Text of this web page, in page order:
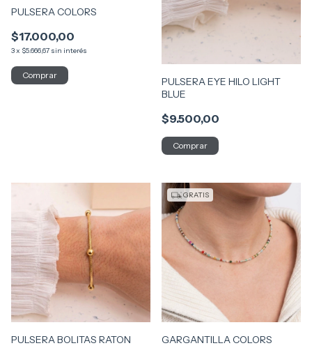
PULSERA COLORS
$17.000,00
3x $5.666,67 sin interés
PULSERA EYE HILO LIGHT
BLUE
$9.500,00
PULSERA BOLITAS RATON
GRATIS
GARGANTILLA COLORS